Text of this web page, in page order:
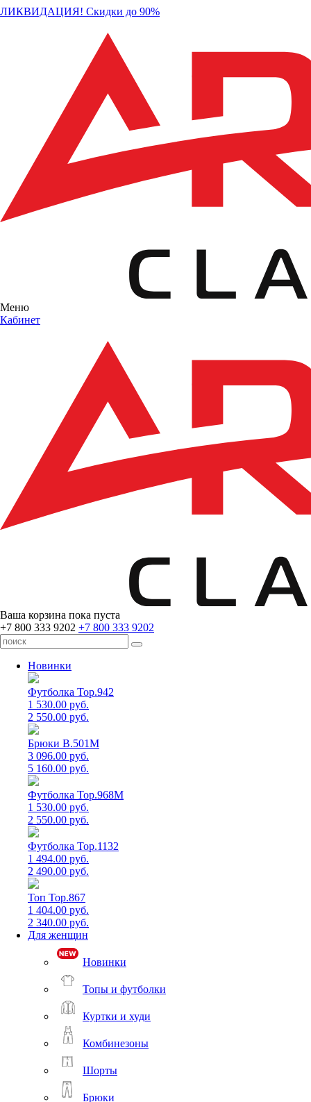
ЛИКВИДАЦИЯ! Скидки до 90%
Меню
Кабинет
Ваша корзина пока пуста
+7 800 333 9202 +7 800 333 9202
Новинки
Футболка Top.942
1 530.00 руб.
2 550.00 руб.
Брюки B.501M
3 096.00 руб.
5 160.00 руб.
Футболка Top.968M
1 530.00 руб.
2 550.00 руб.
Футболка Top.1132
1 494.00 руб.
2 490.00 руб.
Топ Top.867
1 404.00 руб.
2 340.00 руб.
Для женщин
Новинки
Топы и футболки
Куртки и худи
Комбинезоны
Шорты
Брюки